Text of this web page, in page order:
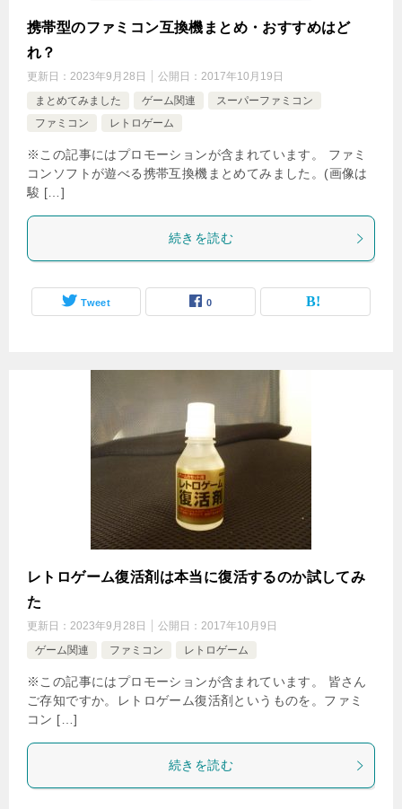
携帯型のファミコン互換機まとめ・おすすめはど
れ？
更新日： 2023年9月28日 公開日： 2017年10月19日
まとめてみました
ゲーム関連
スーパーファミコン
ファミコン
レトロゲーム
※この記事にはプロモーションが含まれています。 ファミ
コンソフトが遊べる携帯互換機まとめてみました。(画像は
駿 […]
続きを読む
Tweet 0
レトロゲーム復活剤は本当に復活するのか試してみ
た
更新日： 2023年9月28日 公開日： 2017年10月9日
ゲーム関連
ファミコン レトロゲーム
※この記事にはプロモーションが含まれています。 皆さん
ご存知ですか。レトロゲーム復活剤というものを。ファミ
コン […]
続きを読む